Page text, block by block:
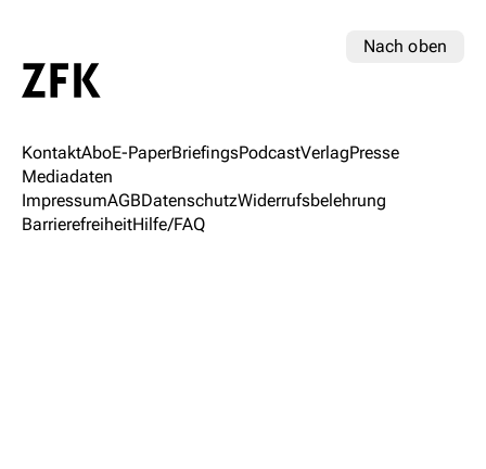
Nach oben
KontaktAboE-PaperBriefingsPodcastVerlagPresse
Mediadaten
ImpressumAGBDatenschutzWiderrufsbelehrung
BarrierefreiheitHilfe/FAQ